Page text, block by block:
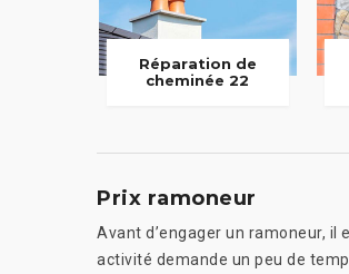
Réparation de
cheminée 22
Prix ramoneur
Avant d’engager un ramoneur, il
activité demande un peu de